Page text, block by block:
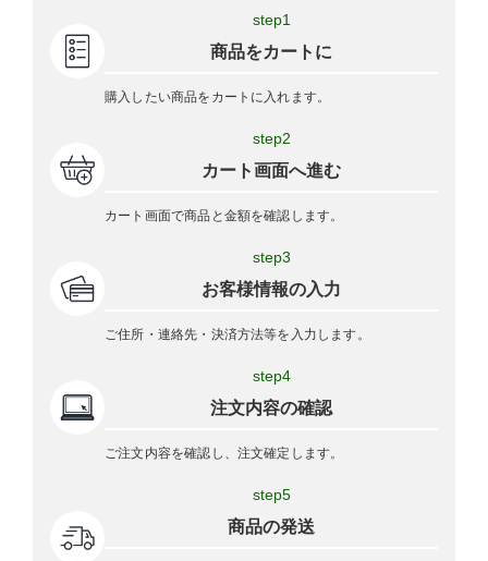
step1
商品をカートに
購入したい商品をカートに入れます。
step2
カート画面へ進む
カート画面で商品と金額を確認します。
step3
お客様情報の入力
ご住所・連絡先・決済方法等を入力します。
step4
注文内容の確認
ご注文内容を確認し、注文確定します。
step5
商品の発送